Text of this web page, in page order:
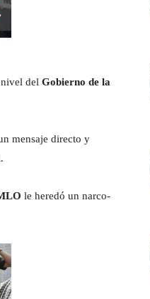
del Gobierno de la
mensaje directo y
le heredó un narco-